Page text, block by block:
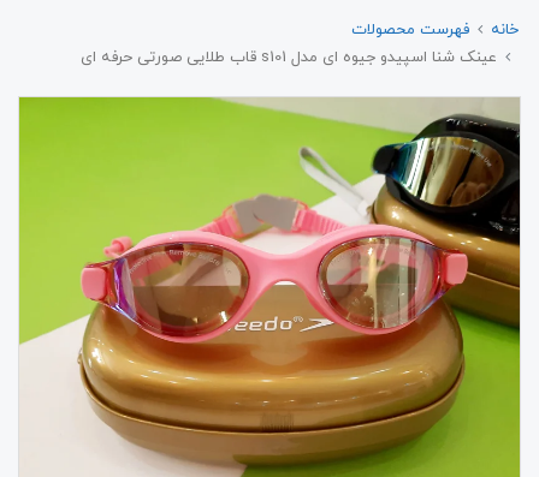
خانه
فهرست محصولات
عینک شنا اسپیدو جیوه ای مدل s101 قاب طلایی صورتی حرفه ای